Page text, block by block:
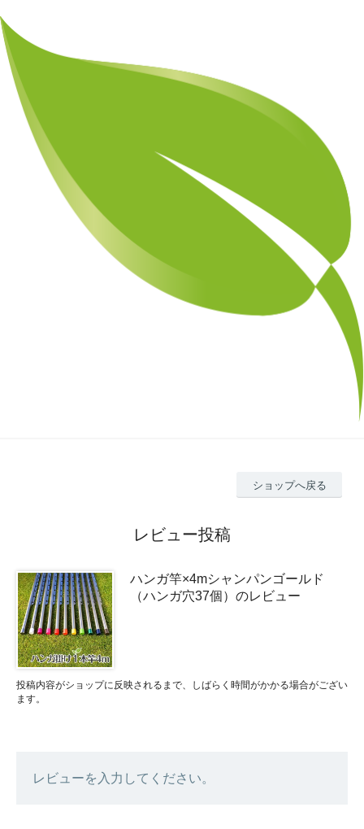
ショップへ戻る
レビュー投稿
ハンガ竿×4mシャンパンゴールド
（ハンガ穴37個）のレビュー
投稿内容がショップに反映されるまで、しばらく時間がかかる場合がござい
ます。
レビューを入力してください。